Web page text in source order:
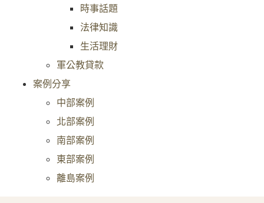
時事話題
法律知識
生活理財
軍公教貸款
案例分享
中部案例
北部案例
南部案例
東部案例
離島案例